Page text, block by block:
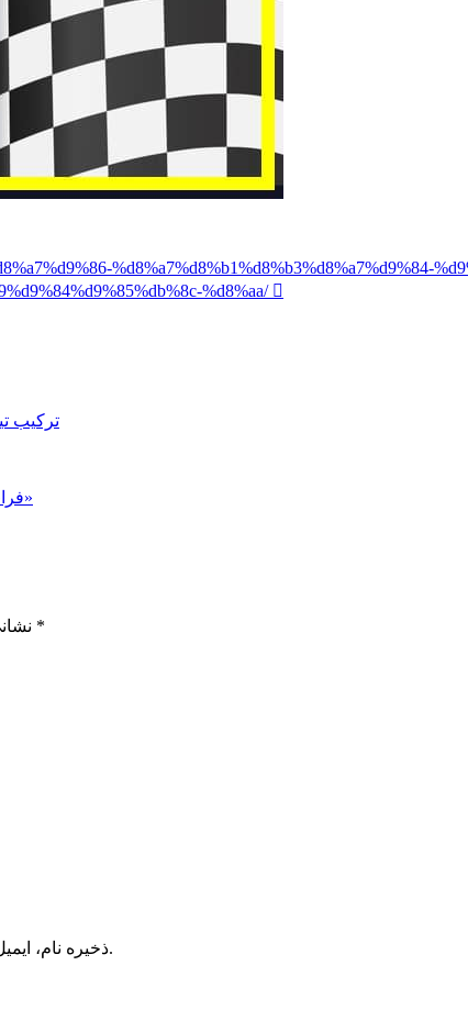
%d8%a7%d8%b1%d8%b3%d8%a7%d9%84-
%d8%aa/
ترکیب
فراخوان ارسال مقاله به فصلنامه علمی «تربیت بدنی و علوم ورزشی»
*
ذخیره نام، ایمیل و وبسایت من در مرورگر برای زمانی که دوباره دیدگاهی می‌نویسم.